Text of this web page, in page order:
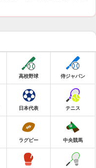
高校野球 侍ジャパン
日本代表 テニス
ラグビー 中央競馬